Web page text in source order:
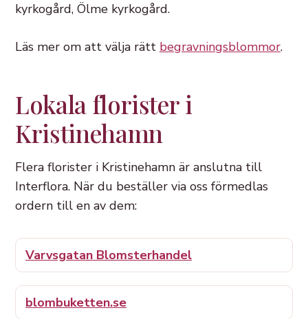
kyrkogård, Ölme kyrkogård.
Läs mer om att välja rätt begravningsblommor.
Lokala florister i
Kristinehamn
Flera florister i Kristinehamn är anslutna till
Interflora. När du beställer via oss förmedlas
ordern till en av dem:
Varvsgatan Blomsterhandel
blombuketten.se